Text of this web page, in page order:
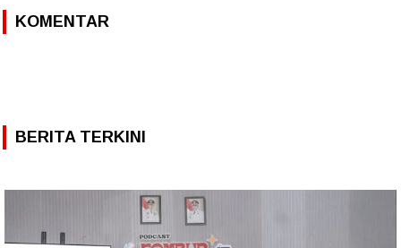
KOMENTAR
BERITA TERKINI